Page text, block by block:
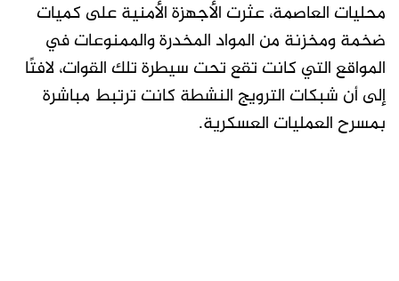
محليات العاصمة، عثرت الأجهزة الأمنية على كميات
ضخمة ومخزنة من المواد المخدرة والممنوعات في
المواقع التي كانت تقع تحت سيطرة تلك القوات، لافتًا
إلى أن شبكات الترويج النشطة كانت ترتبط مباشرة
بمسرح العمليات العسكرية.